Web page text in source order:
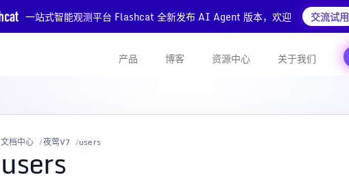
一站式智能观测平台 Flashcat 全新发布 AI Agent 版本，欢迎 交流试用
产品 博客 资源中心 关于我们
文档中心 夜莺V7 users
users